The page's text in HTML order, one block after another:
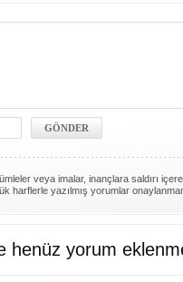
veya imalar, inançlara saldırı
harflerle yazılmış yorumlar
henüz yorum